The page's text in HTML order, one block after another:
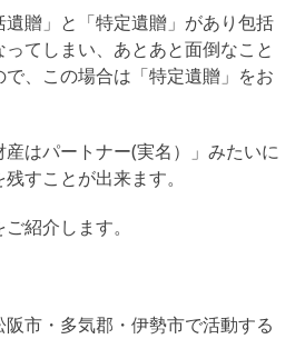
遺贈」と「特定遺贈」があり包括
てしまい、あとあと面倒なこと
、この場合は「特定遺贈」をお
はパートナー(実名）」みたいに
すことが出来ます。
紹介します。
市・多気郡・伊勢市で活動する